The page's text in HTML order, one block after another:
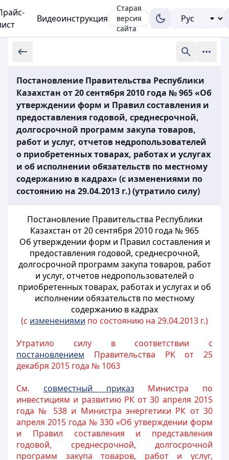
Видеоинструкция
Старая
версия
сайта
Постановление Правительства Республики
Казахстан от 20 сентября 2010 года № 965 «Об
утверждении форм и Правил составления и
предоставления годовой, среднесрочной,
долгосрочной программ закупа товаров,
работ и услуг, отчетов недропользователей
о приобретенных товарах, работах и услугах
и об исполнении обязательств по местному
содержанию в кадрах» (с изменениями по
состоянию на 29.04.2013 г.) (утратило силу)
Постановление Правительства Республики
Казахстан от 20 сентября 2010 года № 965
Об утверждении форм и Правил составления и
предоставления годовой, среднесрочной,
долгосрочной программ закупа товаров, работ
и услуг, отчетов недропользователей о
приобретенных товарах, работах и услугах и об
исполнении обязательств по местному
содержанию в кадрах
(с изменениями по состоянию на 29.04.2013 г.)
Утратило силу в соответствии с
постановлением Правительства РК от 25
декабря 2015 года № 1063
См. совместный приказ Министра по
инвестициям и развитию РК от 30 апреля 2015
года № 538 и Министра энергетики РК от 30
апреля 2015 года № 330 «Об утверждении форм
и Правил составления и представления
годовой, среднесрочной, долгосрочной
программ закупа товаров, работ и услуг,